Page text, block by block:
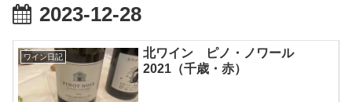
2023-12-28
ワイン日記
北ワイン ピノ・ノワール
2021（千歳・赤）